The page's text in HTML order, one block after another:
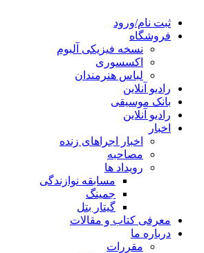
ثبت نام/ورود
فروشگاه
نسخه فیزیکی آلبوم
اکسسوری
لباس هنرمندان
رادیو آنلاین
بانک موسیقی
رادیو آنلاین
اخبار
اخبار اجراهای زنده
مصاحبه
رویداد ها
مسابقه نوازندگی
جمینگ
گیتار بتل
معرفی کتاب و مقالات
درباره ما
مقررات